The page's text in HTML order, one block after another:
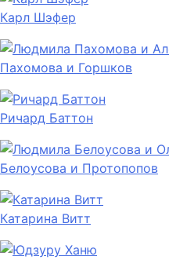
Карл Шэфер
Пахомова и Горшков
Ричард Баттон
Белоусова и Протопопов
Катарина Витт